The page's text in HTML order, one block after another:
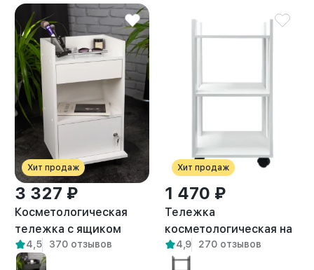
Хит продаж
3 327 ₽
Косметологическая
тележка с ящиком
Лири белая
4,5 370 отзывов
Хит продаж
1 470 ₽
Тележка
косметологическая на
колесиках Валдай
белая
4,9 270 отзывов